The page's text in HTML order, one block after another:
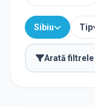
Sibiu Tip
Arată filtrele